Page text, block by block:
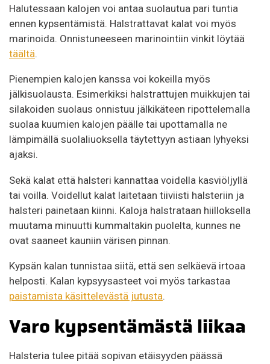
Halutessaan kalojen voi antaa suolautua pari tuntia
ennen kypsentämistä. Halstrattavat kalat voi myös
marinoida. Onnistuneeseen marinointiin vinkit löytää
täältä.
Pienempien kalojen kanssa voi kokeilla myös
jälkisuolausta. Esimerkiksi halstrattujen muikkujen tai
silakoiden suolaus onnistuu jälkikäteen ripottelemalla
suolaa kuumien kalojen päälle tai upottamalla ne
lämpimällä suolaliuoksella täytettyyn astiaan lyhyeksi
ajaksi.
Sekä kalat että halsteri kannattaa voidella kasviöljyllä
tai voilla. Voidellut kalat laitetaan tiiviisti halsteriin ja
halsteri painetaan kiinni. Kaloja halstrataan hiilloksella
muutama minuutti kummaltakin puolelta, kunnes ne
ovat saaneet kauniin värisen pinnan.
Kypsän kalan tunnistaa siitä, että sen selkäevä irtoaa
helposti. Kalan kypsyysasteet voi myös tarkastaa
paistamista käsittelevästä jutusta.
Varo kypsentämästä liikaa
Halsteria tulee pitää sopivan etäisyyden päässä